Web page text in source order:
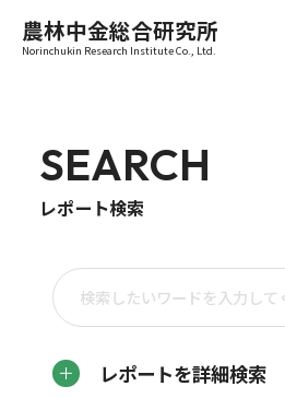
農林中金総合研究所
Norinchukin Research Institute Co., Ltd.
SEARCH
レポート検索
レポートを詳細検索